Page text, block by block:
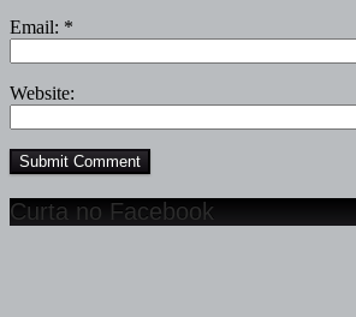
Email: *
Website:
Curta no Facebook